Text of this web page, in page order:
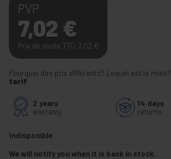
PVP
7,02 €
Prix de vente TTC: 7,02 €
Pourquoi des prix différents? Lequel est le mien?
tarif
2 years
warranty
14 days
returns
Indisponible
We will notify you when it is back in stock.